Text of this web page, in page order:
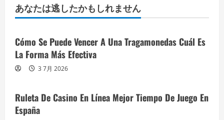
あなたは逃したかもしれません
Cómo Se Puede Vencer A Una Tragamonedas Cuál Es
La Forma Más Efectiva
3 7月 2026
Ruleta De Casino En Línea Mejor Tiempo De Juego En
España